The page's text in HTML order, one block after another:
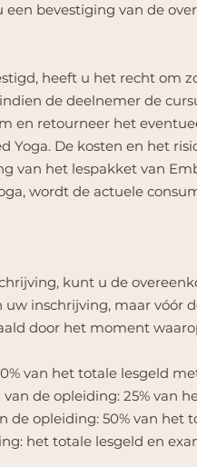
bevestiging van de
heeft u het recht om
de deelnemer de
en retourneer het
De kosten en het
van het lespakket van
wordt de actuele
kunt u de
inschrijving, maar vóór
door het moment
van het totale lesgeld
de opleiding: 25% van
opleiding: 50% van het
het totale lesgeld en